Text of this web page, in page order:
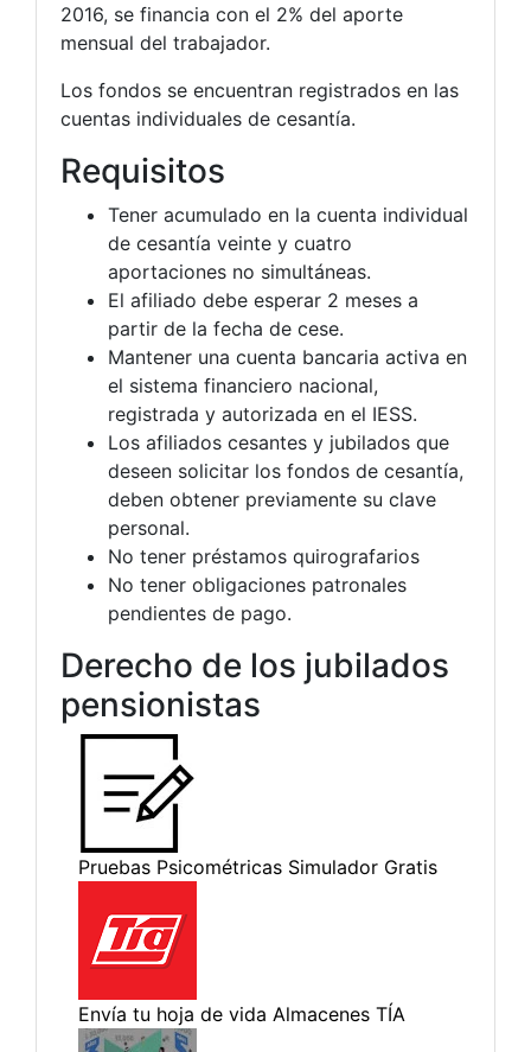
2016, se financia con el 2% del aporte
mensual del trabajador.
Los fondos se encuentran registrados en las
cuentas individuales de cesantía.
Requisitos
Tener acumulado en la cuenta individual
de cesantía veinte y cuatro
aportaciones no simultáneas.
El afiliado debe esperar 2 meses a
partir de la fecha de cese.
Mantener una cuenta bancaria activa en
el sistema financiero nacional,
registrada y autorizada en el IESS.
Los afiliados cesantes y jubilados que
deseen solicitar los fondos de cesantía,
deben obtener previamente su clave
personal.
No tener préstamos quirografarios
No tener obligaciones patronales
pendientes de pago.
Derecho de los jubilados
pensionistas